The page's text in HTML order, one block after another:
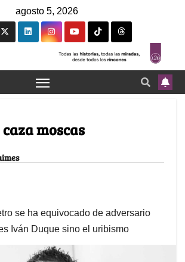
agosto 5, 2026
moscas
se ha equivocado de adversario
Iván Duque sino el uribismo